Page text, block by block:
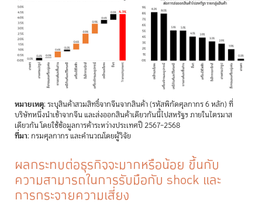
หมายเหตุ: ระบุสินค้าสวมสิทธิ์จากจีนจากสินค้า (รหัสพิกัดศุลกากร 6 หลัก) ที่
บริษัทหนึ่งนำเข้าจากจีน และส่งออกสินค้าเดียวกันนี้ไปสหรัฐฯ ภายในไตรมาส
เดียวกัน โดยใช้ข้อมูลการค้าระหว่างประเทศปี 2567–2568
ที่มา: กรมศุลกากร และคำนวณโดยผู้วิจัย
ผลกระทบต่อธุรกิจจะมากหรือน้อย ขึ้นกับ
ความสามารถในการรับมือกับ shock และ
การกระจายความเสี่ยง